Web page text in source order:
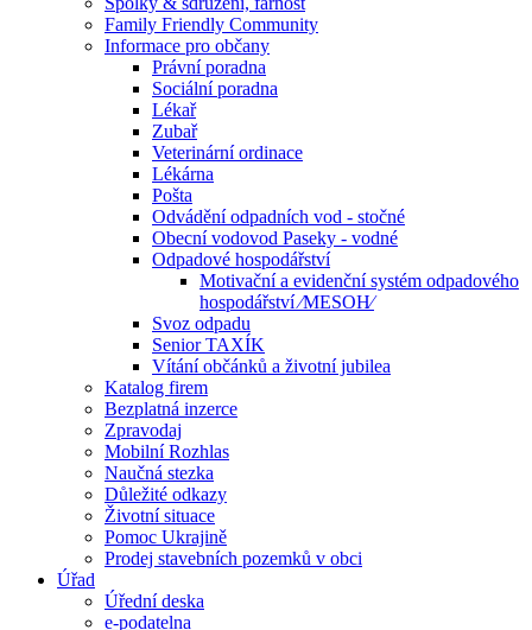
Family Friendly Community
Informace pro občany
Právní poradna
Sociální poradna
Lékař
Zubař
Veterinární ordinace
Lékárna
Pošta
Odvádění odpadních vod - stočné
Obecní vodovod Paseky - vodné
Odpadové hospodářství
Motivační a evidenční systém odpadového
hospodářství ⁄MESOH⁄
Svoz odpadu
Senior TAXÍK
Vítání občánků a životní jubilea
Katalog firem
Bezplatná inzerce
Zpravodaj
Mobilní Rozhlas
Naučná stezka
Důležité odkazy
Životní situace
Pomoc Ukrajině
Prodej stavebních pozemků v obci
Úřad
Úřední deska
e-podatelna